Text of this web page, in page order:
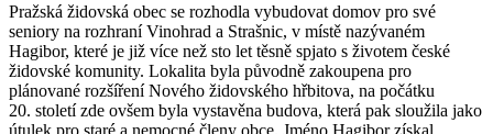
Pražská židovská obec se rozhodla vybudovat domov pro své
seniory na rozhraní Vinohrad a Strašnic, v místě nazývaném
Hagibor, které je již více než sto let těsně spjato s životem české
židovské komunity. Lokalita byla původně zakoupena pro
plánované rozšíření Nového židovského hřbitova, na počátku
20. století zde ovšem byla vystavěna budova, která pak sloužila jako
útulek pro staré a nemocné členy obce. Jméno Hagibor získal